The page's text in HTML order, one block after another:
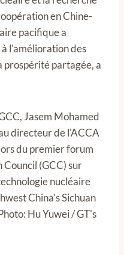
en Chine-
pacifique a
l'amélioration des
prospérité partagée, a